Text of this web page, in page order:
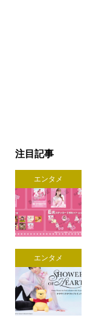
注目記事
エンタメ
エンタメ